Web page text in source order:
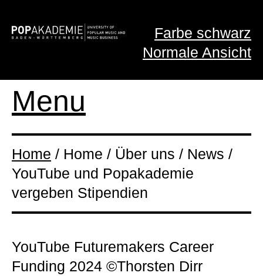
Farbe schwarz
Normale Ansicht
Menu
Home / Home / Über uns / News /
YouTube und Popakademie
vergeben Stipendien
YouTube Futuremakers Career
Funding 2024 ©Thorsten Dirr